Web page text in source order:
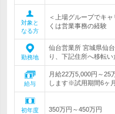
対象と
なる方
＜上場グループでキ
くは営業事務の経験
勤務地
仙台営業所 宮城県仙
り、下記住所へ移転い
給与
月給22万5,000円～
します※試用期間6ヶ
初年度
350万円～450万円